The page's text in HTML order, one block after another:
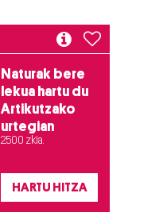
Naturak bere
lekua hartu du
Artikutzako
urtegian
2.500 zkia.
HARTU HITZA